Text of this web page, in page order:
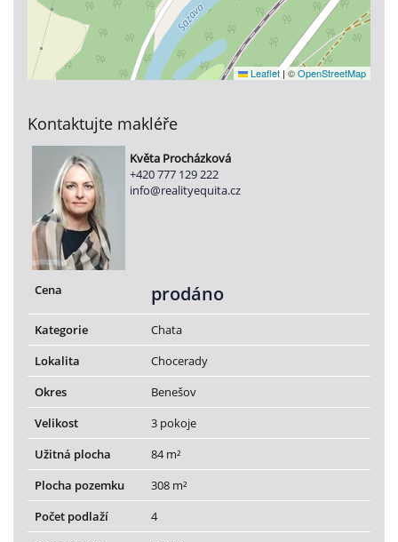
Leaflet | ©OpenStreetMap
Kontaktujte makléře
Květa Procházková
+420 777 129 222
info@realityequita.cz
Cena prodáno
Kategorie
Chata
Lokalita
Chocerady
Okres
Benešov
Velikost
3 pokoje
Užitná plocha
84 m²
Plocha pozemku
308 m²
Počet podlaží
4